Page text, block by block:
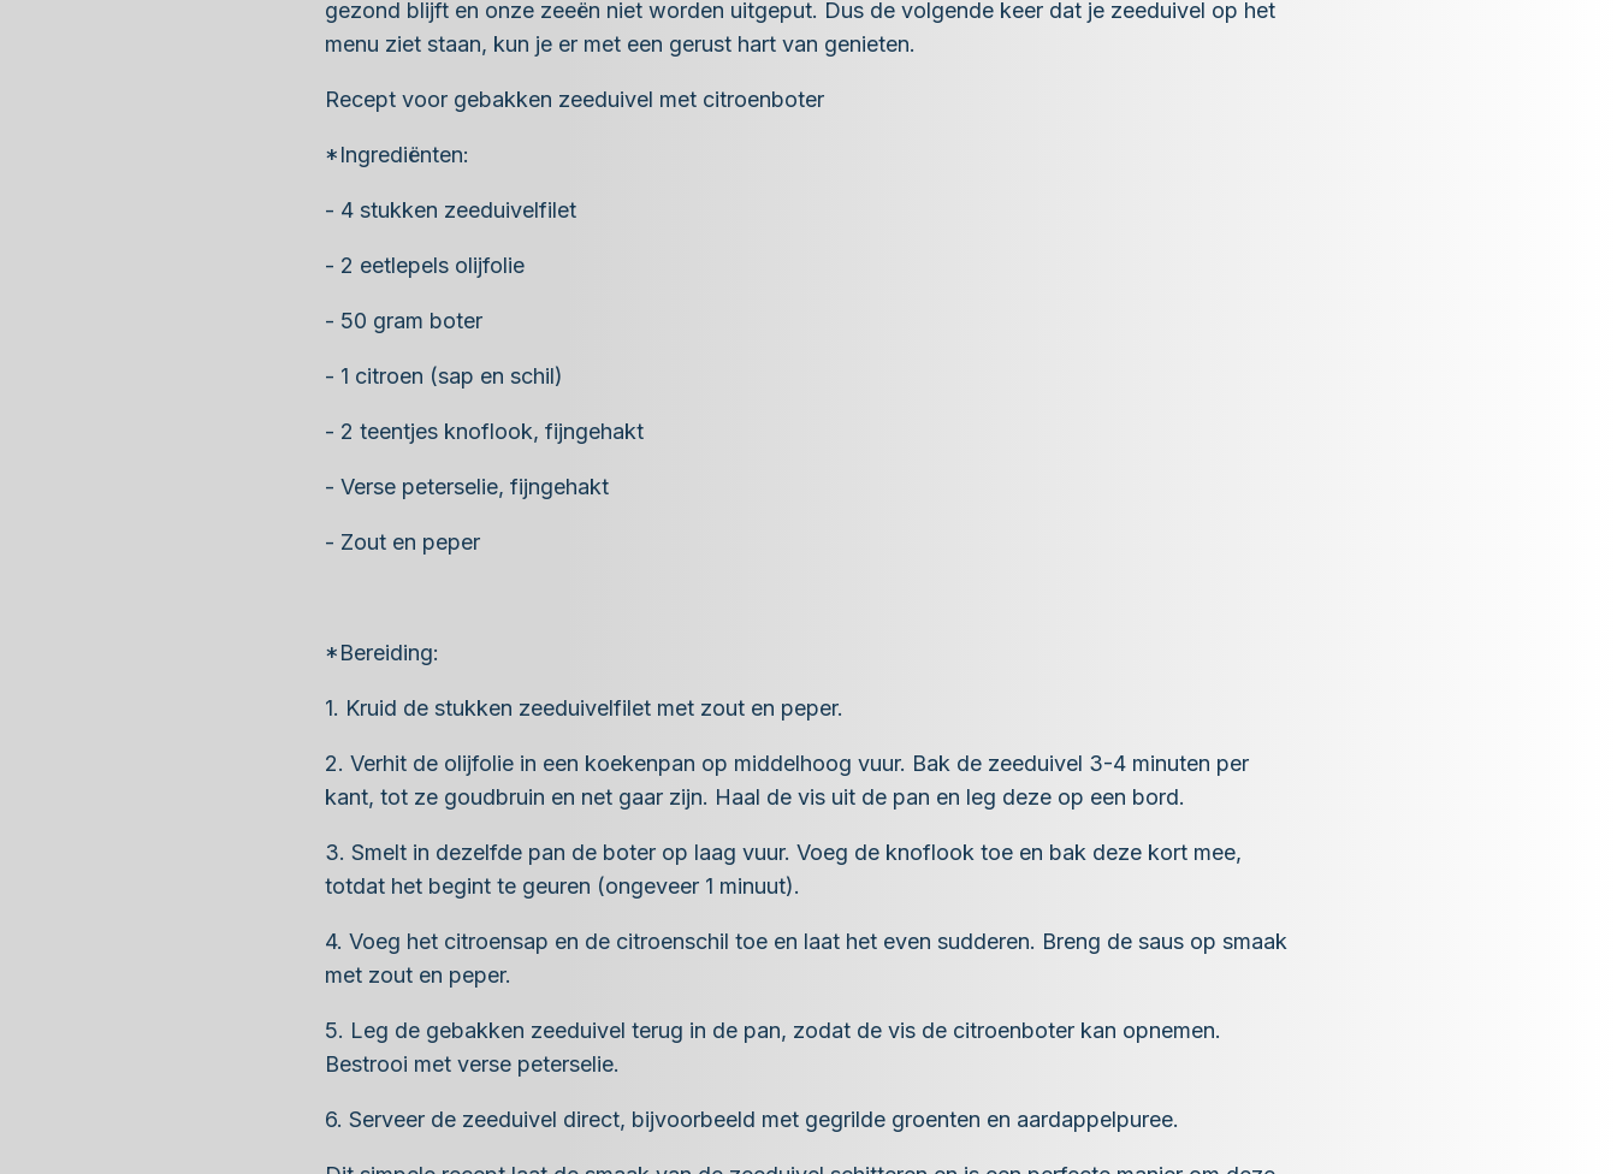
gezond blijft en onze zeeën niet worden uitgeput. Dus de volgende keer dat je zeeduivel op het
menu ziet staan, kun je er met een gerust hart van genieten.
Recept voor gebakken zeeduivel met citroenboter
*Ingrediënten:
- 4 stukken zeeduivelfilet
- 2 eetlepels olijfolie
- 50 gram boter
- 1 citroen (sap en schil)
- 2 teentjes knoflook, fijngehakt
- Verse peterselie, fijngehakt
- Zout en peper
*Bereiding:
1. Kruid de stukken zeeduivelfilet met zout en peper.
2. Verhit de olijfolie in een koekenpan op middelhoog vuur. Bak de zeeduivel 3-4 minuten per
kant, tot ze goudbruin en net gaar zijn. Haal de vis uit de pan en leg deze op een bord.
3. Smelt in dezelfde pan de boter op laag vuur. Voeg de knoflook toe en bak deze kort mee,
totdat het begint te geuren (ongeveer 1 minuut).
4. Voeg het citroensap en de citroenschil toe en laat het even sudderen. Breng de saus op smaak
met zout en peper.
5. Leg de gebakken zeeduivel terug in de pan, zodat de vis de citroenboter kan opnemen.
Bestrooi met verse peterselie.
6. Serveer de zeeduivel direct, bijvoorbeeld met gegrilde groenten en aardappelpuree.